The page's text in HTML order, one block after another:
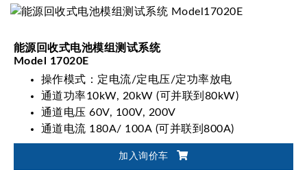
能源回收式电池模组测试系统
Model 17020E
操作模式：定电流/定电压/定功率放电
通道功率10kW, 20kW (可并联到80kW)
通道电压 60V, 100V, 200V
通道电流 180A/ 100A (可并联到800A)
加入询价车